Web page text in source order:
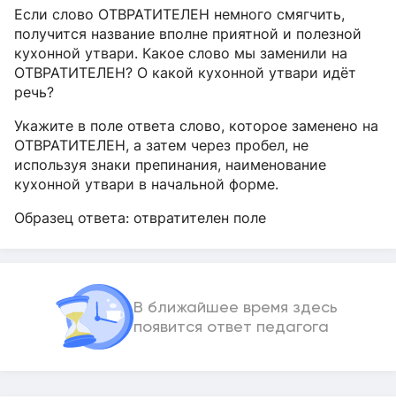
Если слово ОТВРАТИТЕЛЕН немного смягчить,
получится название вполне приятной и полезной
кухонной утвари. Какое слово мы заменили на
ОТВРАТИТЕЛЕН? О какой кухонной утвари идёт
речь?
Укажите в поле ответа слово, которое заменено на
ОТВРАТИТЕЛЕН, а затем через пробел, не
используя знаки препинания, наименование
кухонной утвари в начальной форме.
Образец ответа: отвратителен поле
В ближайшее время здесь
появится ответ педагога